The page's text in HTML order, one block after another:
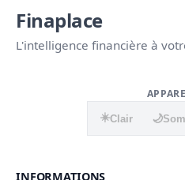
Finaplace
L'intelligence financière à
☀️Clair 🌙
INFORMATIONS